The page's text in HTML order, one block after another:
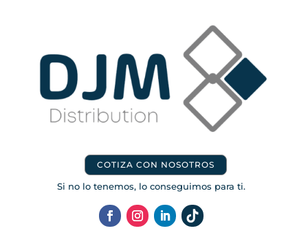
COTIZA CON NOSOTROS
Si no lo tenemos, lo conseguimos para ti.